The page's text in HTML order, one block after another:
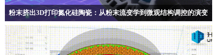
粉末挤出3D打印氮化硅陶瓷：从粉末流变学到微观结构调控的演变
PEP致力于推动氮化硅陶瓷增材制造从实验室研究迈向工程化应用……